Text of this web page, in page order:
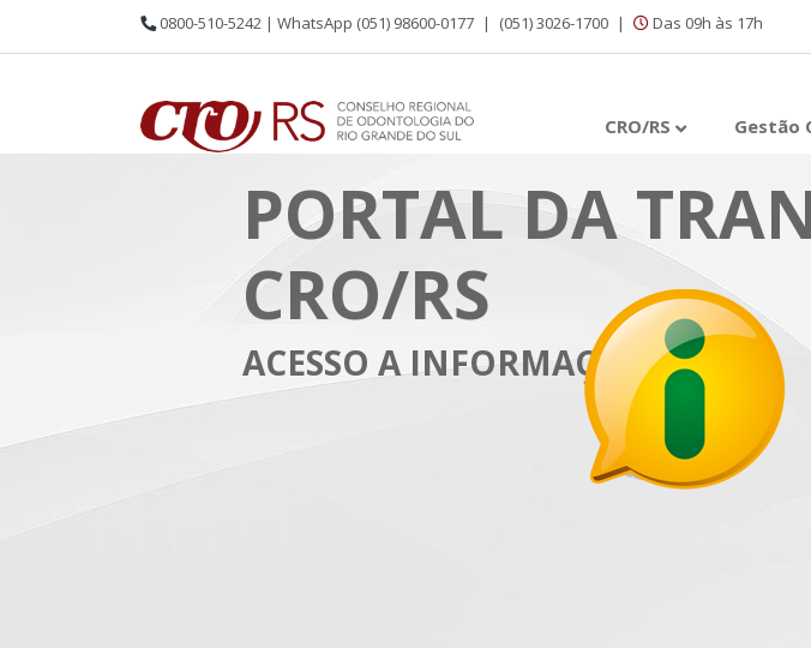
0800-510-5242 | WhatsApp (051) 98600-0177 | (051) 3026-1700 | Das 09h às 17h
CRO/RS Gestão
PORTAL DA
CRO/RS
ACESSO A INFORMAÇÃO